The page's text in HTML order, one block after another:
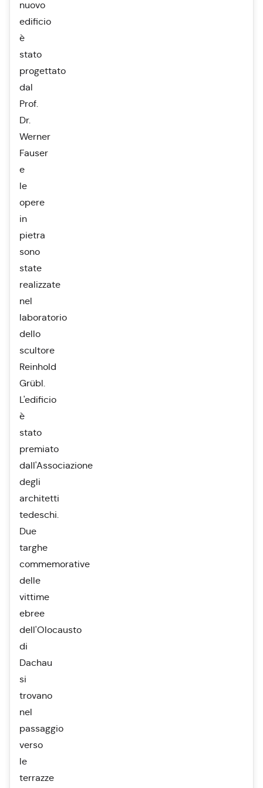
nuovo
edificio
è
stato
progettato
dal
Prof.
Dr.
Werner
Fauser
e
le
opere
in
pietra
sono
state
realizzate
nel
laboratorio
dello
scultore
Reinhold
Grübl.
L'edificio
è
stato
premiato
dall'Associazione
degli
architetti
tedeschi.
Due
targhe
commemorative
delle
vittime
ebree
dell'Olocausto
di
Dachau
si
trovano
nel
passaggio
verso
le
terrazze